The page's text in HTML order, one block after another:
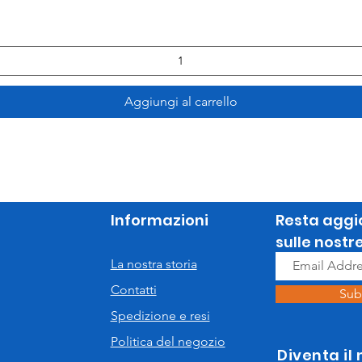
Aggiungi al carrello
Informazioni
La nostra storia
Contatti
Spedizione e resi
Politica del negozio
Resta
sulle
Diventa il